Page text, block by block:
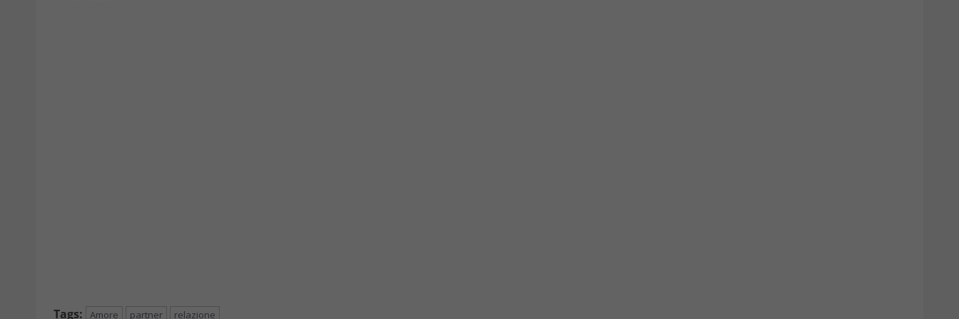
Tags: Amore partner relazione